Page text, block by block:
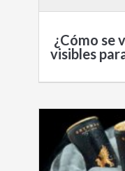
¿Cómo se
visibles